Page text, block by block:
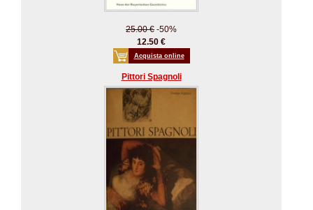
25.00 € -50%
12.50 €
Acquista online
Pittori Spagnoli